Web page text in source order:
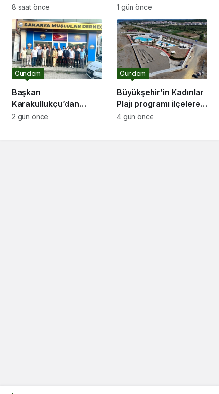
“Sakarya’ya değer
katan bir üniversite
inşa etmek istiyorum”
8 saat önce
anlamlı destek
1 gün önce
Başkan
Karakullukçu’dan
Sakarya Muşlular
Gündem
2 gün önce
Büyükşehir’in Kadınlar
Plajı programı ilçelere
açılıyor
Gündem
4 gün önce